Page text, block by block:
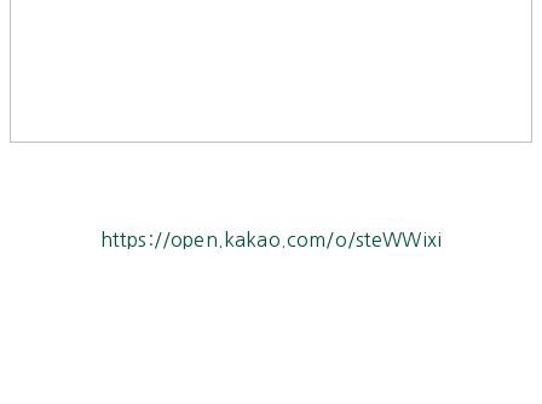
https://open.kakao.com/o/steWWixi